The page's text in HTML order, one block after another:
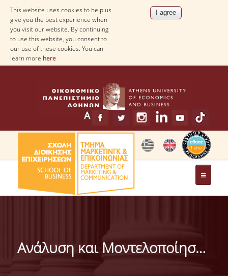
This website uses cookies to help us
give you the best experience when
you visit our website. By continuing
to use this website, you consent to
our use of these cookies. You can
learn more here
THE DEPARTMENT
DEPARTMENT
MISSION OF THE DEPARTMENT Ανάλυση και Μοντελοποίηση Διαδικασιών και Συστημάτων